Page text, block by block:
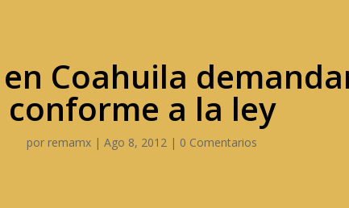
Coahuila
conforme a la ley
por remamx | Ago 8, 2012 | 0 Comentarios